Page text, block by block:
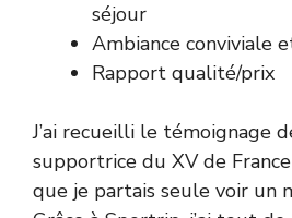
séjour
Ambiance conviviale
Rapport qualité/prix
J’ai recueilli le témoignage
supportrice du XV de France
que je partais seule voir un